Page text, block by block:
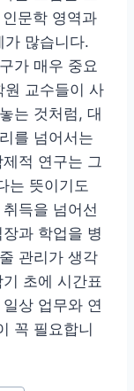
문학 영역과
가 많습니다.
가 매우 중요
원 교수들이 사
는 것처럼, 대
를 넘어서는
적 연구는 그
는 뜻이기도
득을 넘어선
과 학업을 병
관리가 생각
초에 시간표
상 업무와 연
꼭 필요합니